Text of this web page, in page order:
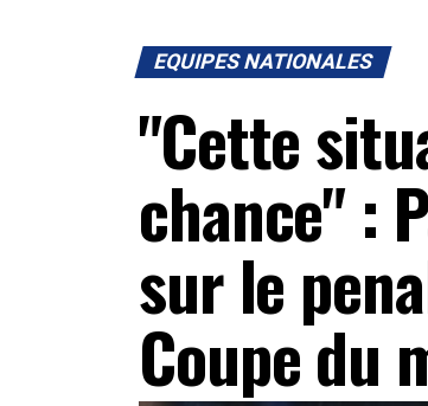
EQUIPES NATIONALES
"Cette
chance" :
sur le
Coupe du